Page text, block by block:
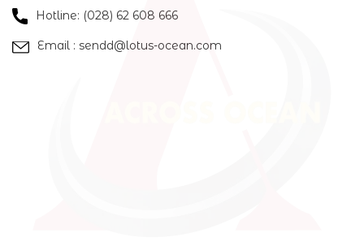
Hotline: (028) 62 608 666
Email : sendd@lotus-ocean.com